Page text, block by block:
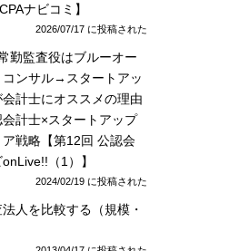
ナビコミ】
2026/07/17 に投稿された
勤監査役はブルーオー
コンサル→スタートアッ
計士にオススメの理由
会計士×スタートアップ
戦略【第12回 公認会
（1）】
2024/02/19 に投稿された
人を比較する（規模・